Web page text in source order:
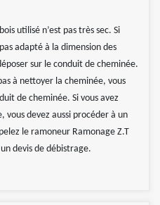
utilisé n’est pas très sec. Si
adapté à la dimension des
sur le conduit de cheminée.
à nettoyer la cheminée, vous
de cheminée. Si vous avez
vous devez aussi procéder à un
le ramoneur Ramonage Z.T
devis de débistrage.